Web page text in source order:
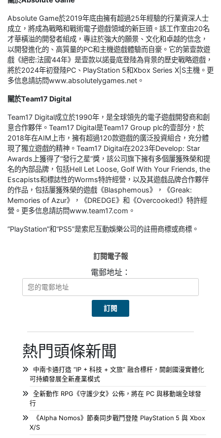
Absolute Game於2019年底由擁有超過25年經驗的行業資深人士
成立，將成為戰略和戰術電子遊戲領域的新巨頭。該工作室由20名
才華橫溢的開發者組成，專註於強大的願景、文化和卓越的信念，
以開發進化的、高質量的PC和主機遊戲體驗而自豪。它的第壹款遊
戲《絕密:法國‘44年》是壹款以諾曼底登陸為背景的歷史戰略遊戲，
將於2024年初登陸PC、PlayStation 5和Xbox Series X|S主機。更
多信息請訪問www.absolutelygames.net。
關於Team17 Digital
Team17 Digital成立於1990年，是全球領先的電子遊戲開發商和創
意合作夥伴。Team17 Digital是Team17 Group plc的壹部分，於
2018年在AIM上市，擁有超過120款遊戲的廣泛投資組合，充分體
現了獨立遊戲的精神。Team17 Digital在2023年Develop: Star
Awards上獲得了“發行之星”獎，該公司旗下擁有多個屢獲殊榮和提
名的內部品牌，包括Hell Let Loose, Golf With Your Friends, the
Escapists和標誌性的Worms特許經營，以及其遊戲品牌合作夥伴
的作品，包括屢獲殊榮的遊戲《Blasphemous》，《Greak:
Memories of Azur》，《DREDGE》和《Overcooked!》特許經
營。更多信息請訪問www.team17.com。
“PlayStation”和“PS5”是索尼互動娛樂公司的註冊商標或商標。
訂閱電子報
電郵地址：
熱門頭條新聞
中南卡通打造 “IP + 科技 + 文旅” 融合標杆，開創國漫實體化
可持續發展全新產業模式
全新動作 RPG《守護少女》公佈，將在 PC 與移動端全球發
行
《Alpha Nomos》節奏同步戰鬥登陸 PlayStation 5 與 Xbox
X/S